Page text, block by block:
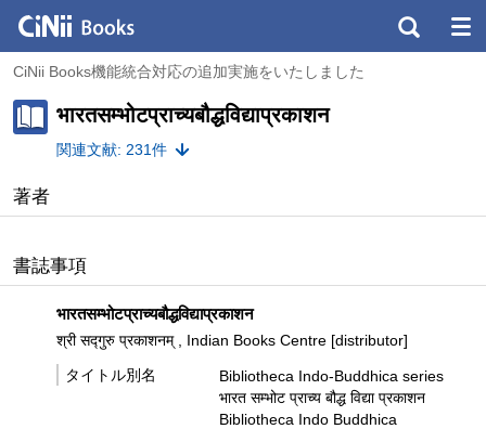
CiNii Books機能統合対応の追加実施をいたしました
भारतसम्भोटप्राच्यबौद्धविद्याप्रकाशन
関連文献: 231件
著者
書誌事項
भारतसम्भोटप्राच्यबौद्धविद्याप्रकाशन
श्री सद्गुरु प्रकाशनम् , Indian Books Centre [distributor]
タイトル別名
Bibliotheca Indo-Buddhica series
भारत सम्भोट प्राच्य बौद्ध विद्या प्रकाशन
Bibliotheca Indo Buddhica